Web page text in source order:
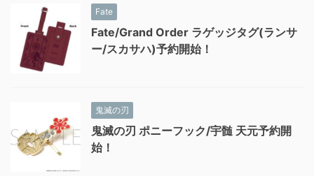
Fate
Fate/Grand Order ラゲッジタグ(ランサ
ー/スカサハ)予約開始！
鬼滅の刃
鬼滅の刃 ポニーフック/宇髄 天元予約開
始！